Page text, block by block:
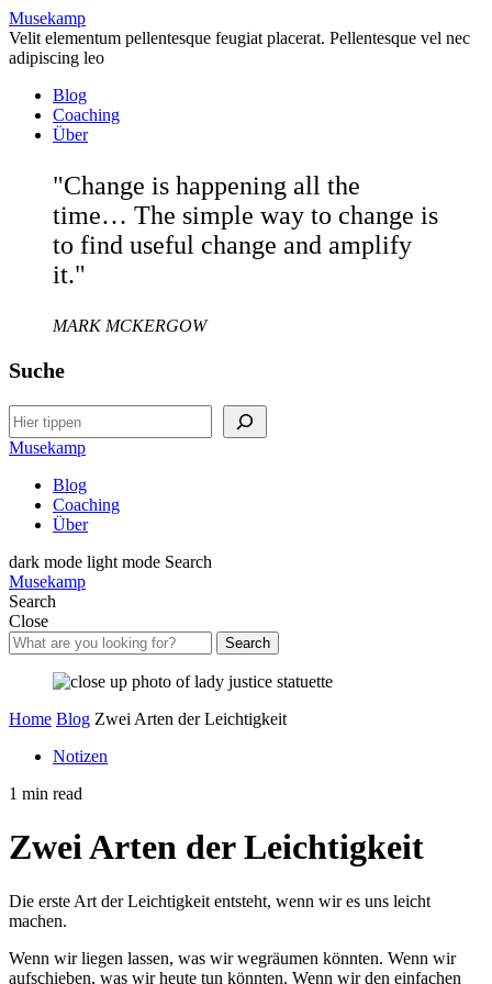
Musekamp
Velit elementum pellentesque feugiat placerat. Pellentesque vel nec
adipiscing leo
Blog
Coaching
Über
"Change is happening all the
time… The simple way to change is
to find useful change and amplify
it."
MARK MCKERGOW
Suche
Search
Musekamp
Blog
Coaching
Über
dark mode light mode Search
Musekamp
Search
Close
Search
Home Blog Zwei Arten der Leichtigkeit
Notizen
1 min read
Zwei Arten der Leichtigkeit
Die erste Art der Leichtigkeit entsteht, wenn wir es uns leicht
machen.
Wenn wir liegen lassen, was wir wegräumen könnten. Wenn wir
aufschieben, was wir heute tun könnten. Wenn wir den einfachen